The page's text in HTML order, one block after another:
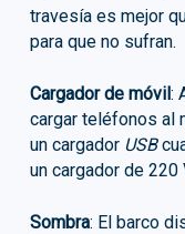
travesía es mejor
para que no sufran.
Cargador de móvil:
cargar teléfonos al
un cargador USB
un cargador de
Sombra: El barco